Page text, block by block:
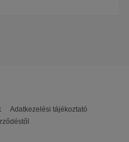
de a maximális
mindig a várható
Adatkezelési tájékoztató